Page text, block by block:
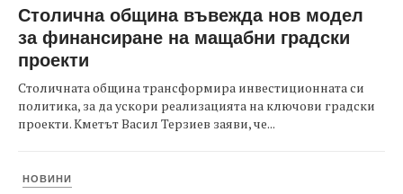
Столична община въвежда нов модел
за финансиране на мащабни градски
проекти
Столичната община трансформира инвестиционната си
политика, за да ускори реализацията на ключови градски
проекти. Кметът Васил Терзиев заяви, че...
НОВИНИ